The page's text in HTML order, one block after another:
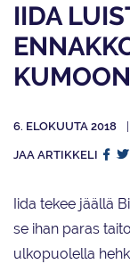
IIDA
KUMOON
6. ELOKUUTA 2018
JAA ARTIKKELI
Iida tekee jäällä
se ihan paras
ulkopuolella